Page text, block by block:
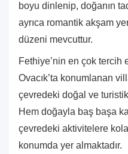
boyu dinlenip, doğanın
ayrıca romantik akşam
düzeni mevcuttur.
Fethiye’nin en çok
Ovacık’ta konumlanan
çevredeki doğal ve
Hem doğayla baş başa
çevredeki aktivitelere
konumda yer almaktadır.